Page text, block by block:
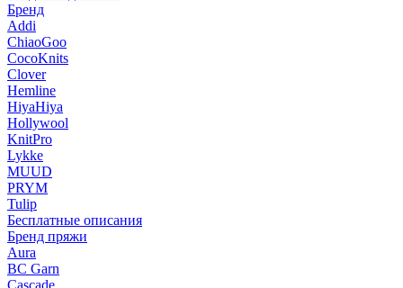
Бренд
Addi
ChiaoGoo
CocoKnits
Clover
Hemline
HiyaHiya
Hollywool
KnitPro
Lykke
MUUD
PRYM
Tulip
Бесплатные описания
Бренд пряжи
Aura
BC Garn
Cascade